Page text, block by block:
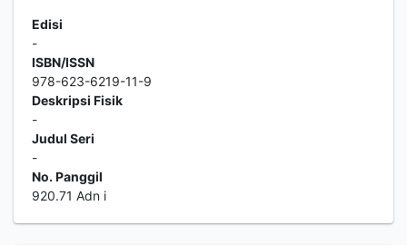
Edisi
-
ISBN/ISSN
978-623-6219-11-9
Deskripsi Fisik
-
Judul Seri
-
No. Panggil
920.71 Adn i